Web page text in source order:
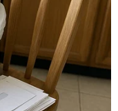
đối với
mở rộng quan
nhập sâu
trên thế
vị thế của
trách nhiệm